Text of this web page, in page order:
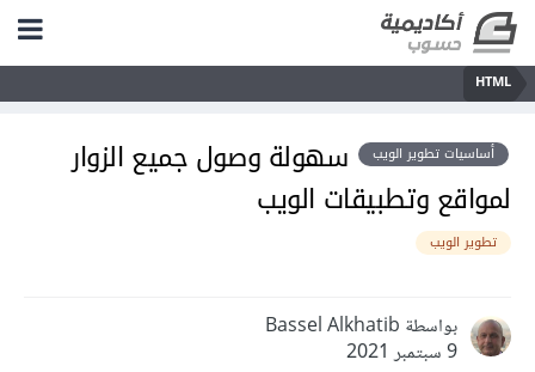
HTML
أساسيات تطوير الويب
سهولة وصول جميع الزوار
لمواقع وتطبيقات الويب
تطوير الويب
بواسطة Bassel Alkhatib
9 سبتمبر 2021